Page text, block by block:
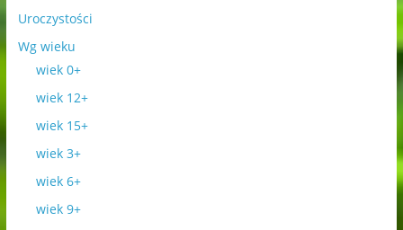
Uroczystości
Wg wieku
wiek 0+
wiek 12+
wiek 15+
wiek 3+
wiek 6+
wiek 9+